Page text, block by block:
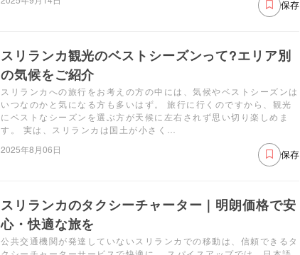
保存
スリランカ観光のベストシーズンって?エリア別
の気候をご紹介
スリランカへの旅行をお考えの方の中には、気候やベストシーズンは
いつなのかと気になる方も多いはず。 旅行に行くのですから、観光
にベストなシーズンを選ぶ方が天候に左右されず思い切り楽しめま
す。 実は、スリランカは国土が小さく…
2025年8月06日
保存
スリランカのタクシーチャーター｜明朗価格で安
心・快適な旅を
公共交通機関が発達していないスリランカでの移動は、信頼できるタ